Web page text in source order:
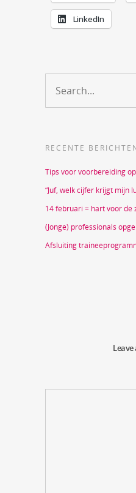
LinkedIn
RECENTE
Tips voor voorbereiding
“Juf, welk cijfer krijgt mijn
14 februari = hart voor de
(Jonge) professionals
Afsluiting
Leave